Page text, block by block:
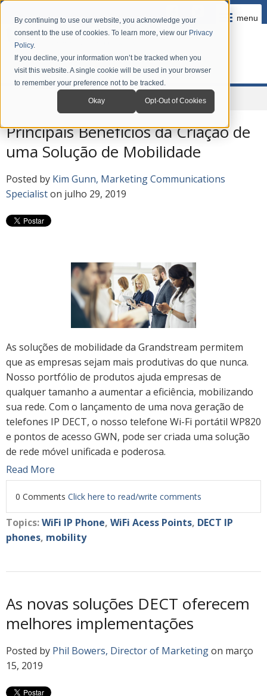
By continuing to use our website, you acknowledge your
consent to the use of cookies. To learn more, view our Privacy
Policy.
If you decline, your information won’t be tracked when you
visit this website. A single cookie will be used in your browser
to remember your preference not to be tracked.
Okay Opt-Out of Cookies
menu
News Grandstream Blog em Português
Principais Benefícios da Criação de
uma Solução de Mobilidade
Posted by Kim Gunn, Marketing Communications
Specialiston julho 29, 2019
As soluções de mobilidade da Grandstream permitem
que as empresas sejam mais produtivas do que nunca.
Nosso portfólio de produtos ajuda empresas de
qualquer tamanho a aumentar a eficiência, mobilizando
sua rede. Com o lançamento de uma nova geração de
telefones IP DECT, o nosso telefone Wi-Fi portátil WP820
e pontos de acesso GWN, pode ser criada uma solução
de rede móvel unificada e poderosa.
Read More
0 Comments Click here to read/write comments
Topics:WiFi IP Phone, WiFi Acess Points, DECT IP
phones, mobility
As novas soluções DECT oferecem
melhores implementações
Posted by Phil Bowers, Director of Marketingon março
15, 2019